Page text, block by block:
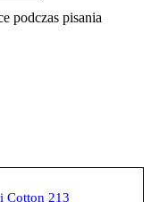
podczas pisania
Cotton 213